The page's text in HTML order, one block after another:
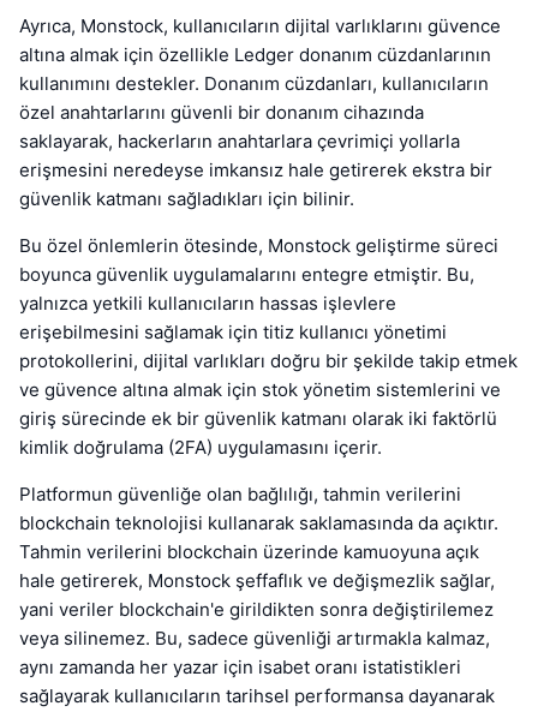
Ayrıca, Monstock, kullanıcıların dijital varlıklarını güvence
altına almak için özellikle Ledger donanım cüzdanlarının
kullanımını destekler. Donanım cüzdanları, kullanıcıların
özel anahtarlarını güvenli bir donanım cihazında
saklayarak, hackerların anahtarlara çevrimiçi yollarla
erişmesini neredeyse imkansız hale getirerek ekstra bir
güvenlik katmanı sağladıkları için bilinir.
Bu özel önlemlerin ötesinde, Monstock geliştirme süreci
boyunca güvenlik uygulamalarını entegre etmiştir. Bu,
yalnızca yetkili kullanıcıların hassas işlevlere
erişebilmesini sağlamak için titiz kullanıcı yönetimi
protokollerini, dijital varlıkları doğru bir şekilde takip etmek
ve güvence altına almak için stok yönetim sistemlerini ve
giriş sürecinde ek bir güvenlik katmanı olarak iki faktörlü
kimlik doğrulama (2FA) uygulamasını içerir.
Platformun güvenliğe olan bağlılığı, tahmin verilerini
blockchain teknolojisi kullanarak saklamasında da açıktır.
Tahmin verilerini blockchain üzerinde kamuoyuna açık
hale getirerek, Monstock şeffaflık ve değişmezlik sağlar,
yani veriler blockchain'e girildikten sonra değiştirilemez
veya silinemez. Bu, sadece güvenliği artırmakla kalmaz,
aynı zamanda her yazar için isabet oranı istatistikleri
sağlayarak kullanıcıların tarihsel performansa dayanarak